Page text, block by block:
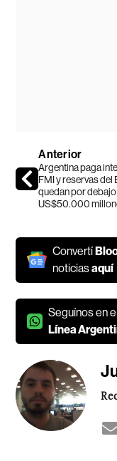
Anterior
Argentina paga
FMI y reservas del
quedan por
US$50.000
Convertí
noticiasaquí
Seguínos en
Línea